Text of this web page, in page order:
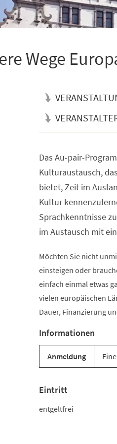
Wege
Das Au-pair-
Kulturaustausch,
bietet, Zeit im
Kultur
Sprachkenntnisse
im Austausch mit
Möchten Sie nicht
einsteigen oder
einfach einmal etwas
vielen europäischen
Dauer, Finanzierung
Informationen
Anmeldung
Eintritt
entgeltfrei